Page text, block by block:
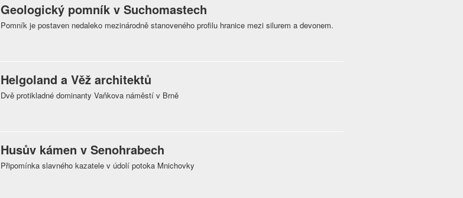
Geologický pomník v Suchomastech
Pomník je postaven nedaleko mezinárodně stanoveného profilu hranice mezi silurem a devonem.
Helgoland a Věž architektů
Dvě protikladné dominanty Vaňkova náměstí v Brně
Husův kámen v Senohrabech
Připomínka slavného kazatele v údolí potoka Mnichovky